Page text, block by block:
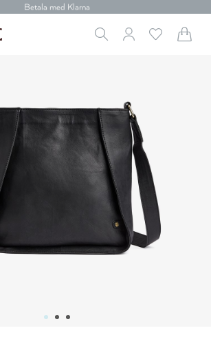
30 dagars retur
Betala med Klarna
Leverans 1-4 arbetsdagar